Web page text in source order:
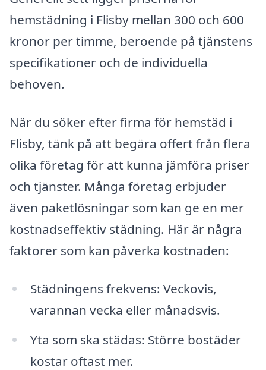
hemstädning i Flisby mellan 300 och 600
kronor per timme, beroende på tjänstens
specifikationer och de individuella
behoven.
När du söker efter firma för hemstäd i
Flisby, tänk på att begära offert från flera
olika företag för att kunna jämföra priser
och tjänster. Många företag erbjuder
även paketlösningar som kan ge en mer
kostnadseffektiv städning. Här är några
faktorer som kan påverka kostnaden:
Städningens frekvens: Veckovis,
varannan vecka eller månadsvis.
Yta som ska städas: Större bostäder
kostar oftast mer.